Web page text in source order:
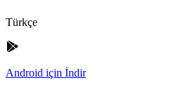
Türkçe
Android için İndir